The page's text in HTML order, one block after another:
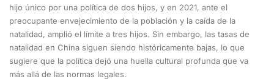
hijo único por una política de dos hijos, y en 2021, ante el
preocupante envejecimiento de la población y la caída de la
natalidad, amplió el límite a tres hijos. Sin embargo, las tasas de
natalidad en China siguen siendo históricamente bajas, lo que
sugiere que la política dejó una huella cultural profunda que va
más allá de las normas legales.